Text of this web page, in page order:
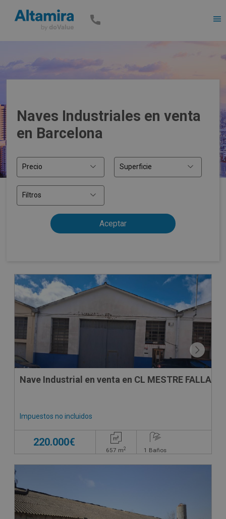
Naves Industriales en venta
en Barcelona
Precio Superficie
Filtros
CONDICIONES ESPECIALES
Nave Industrial en venta en CL MESTRE FALLA
Impuestos no incluidos
220.000€
657 m2 1 Baños